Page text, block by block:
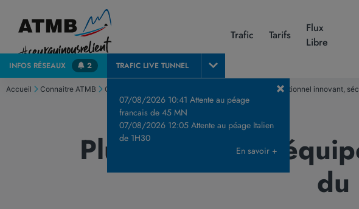
Trafic Tarifs
Flux
Libre
INFOS RÉSEAUX 2 TRAFIC LIVE TUNNEL
07/08/2026 10:41 Attente au péage
francais de 45 MN
07/08/2026 12:05 Attente au péage Italien
de 1H30
En savoir +
Accueil Connaitre ATMB Qui est ATMB ? Tunnel du Mont Blanc : tunnel exceptionnel innovant,
Plus de 11 000
du